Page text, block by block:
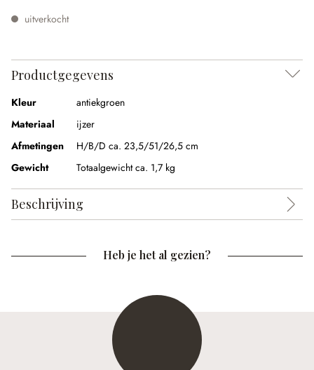
uitverkocht
Productgegevens
Kleur
antiekgroen
Materiaal
ijzer
Afmetingen
H/B/D ca. 23,5/51/26,5 cm
Gewicht
Totaalgewicht ca. 1,7 kg
Beschrijving
Heb je het al gezien?